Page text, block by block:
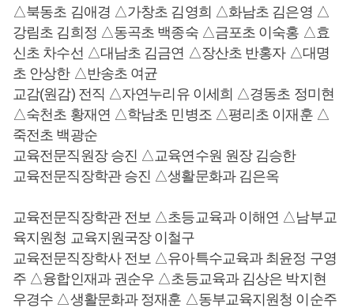
△북동초 김애경 △가창초 김영희 △화남초 김은영 △
강림초 김희정 △동곡초 백종숙 △금포초 이숙홍 △효
신초 차수선 △대남초 김금연 △장산초 반홍자 △대명
초 안상한 △반송초 여균
교감(원감) 전직 △자연누리유 이세희 △경동초 정미현
△숙천초 황재연 △학남초 민병조 △평리초 이재훈 △
죽전초 백광순
교육전문직원장 승진 △교육연수원 원장 김승한
교육전문직장학관 승진 △생활문화과 김은옥
교육전문직장학관 전보 △초등교육과 이해연 △남부교
육지원청 교육지원국장 이철구
교육전문직장학사 전보 △유아특수교육과 최윤정 구영
주 △융합인재과 권순우 △초등교육과 김상은 박지현
우경수 △생활문화과 정재훈 △동부교육지원청 이순주